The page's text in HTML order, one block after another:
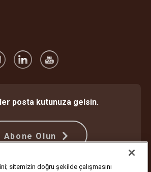
posta kutunuza gelsin.
Abone Olun
sitemizin doğru şekilde çalışmasını